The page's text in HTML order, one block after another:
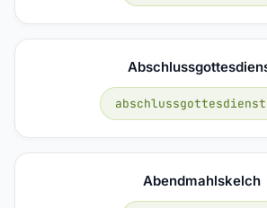
Abendmahlskelch